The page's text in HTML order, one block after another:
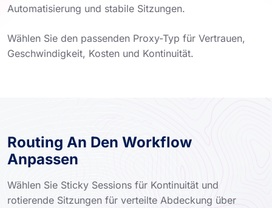
Automatisierung und stabile Sitzungen.
Wählen Sie den passenden Proxy-Typ für Vertrauen,
Geschwindigkeit, Kosten und Kontinuität.
Routing An Den Workflow
Anpassen
Wählen Sie Sticky Sessions für Kontinuität und
rotierende Sitzungen für verteilte Abdeckung über